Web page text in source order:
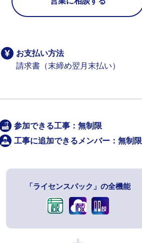
お支払い方法
請求書（末締め翌月末払い）
参加できる工事：無制限
工事に追加できるメンバー：無制限
「ライセンスパック」の全機能